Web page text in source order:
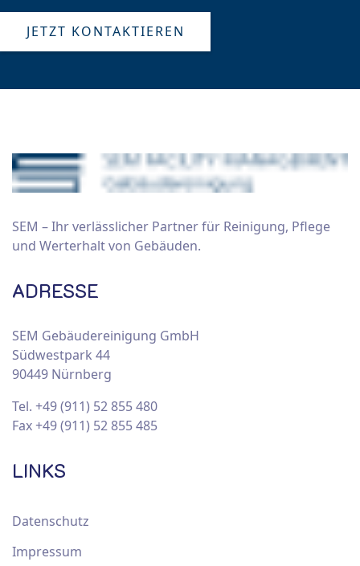
JETZT KONTAKTIEREN
SEM – Ihr verlässlicher Partner für Reinigung, Pflege
und Werterhalt von Gebäuden.
ADRESSE
SEM Gebäudereinigung GmbH
Südwestpark 44
90449 Nürnberg
Tel. +49 (911) 52 855 480
Fax +49 (911) 52 855 485
LINKS
Datenschutz
Impressum